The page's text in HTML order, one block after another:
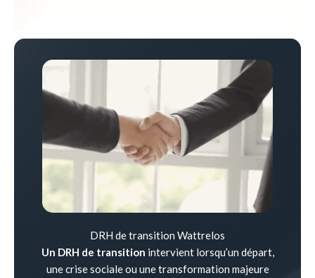
DRH de transition Wattrelos
Un DRH de transition intervient lorsqu’un départ,
une crise sociale ou une transformation majeure